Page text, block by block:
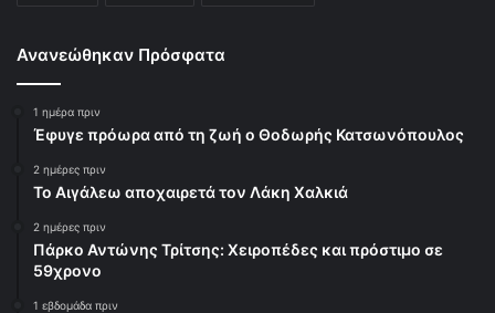
Ανανεώθηκαν Πρόσφατα
1 ημέρα πριν
Έφυγε πρόωρα από τη ζωή ο Θοδωρής Κατσωνόπουλος
2 ημέρες πριν
Το Αιγάλεω αποχαιρετά τον Λάκη Χαλκιά
2 ημέρες πριν
Πάρκο Αντώνης Τρίτσης: Χειροπέδες και πρόστιμο σε
59χρονο
1 εβδομάδα πριν